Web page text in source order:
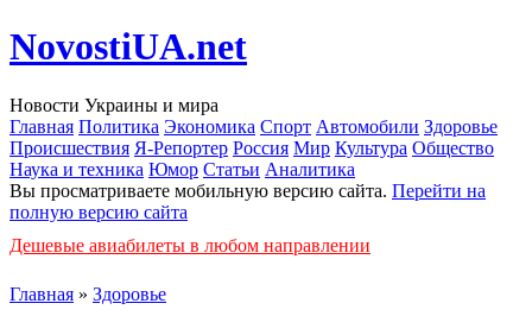
NovostiUA.net
Новости Украины и мира
Главная Политика Экономика Спорт Автомобили Здоровье
Происшествия Я-Репортер Россия Мир Культура Общество
Наука и техника Юмор Статьи Аналитика
Вы просматриваете мобильную версию сайта. Перейти на
полную версию сайта
Дешевые авиабилеты в любом направлении
Главная » Здоровье